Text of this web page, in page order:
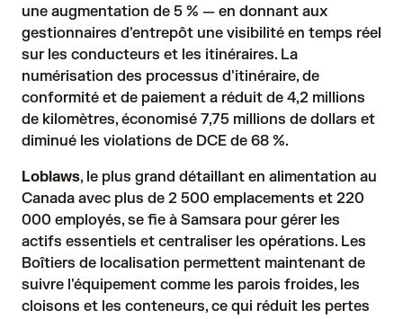
une augmentation de 5 % — en donnant aux
gestionnaires d'entrepôt une visibilité en temps réel
sur les conducteurs et les itinéraires. La
numérisation des processus d'itinéraire, de
conformité et de paiement a réduit de 4,2 millions
de kilomètres, économisé 7,75 millions de dollars et
diminué les violations de DCE de 68 %.
Loblaws, le plus grand détaillant en alimentation au
Canada avec plus de 2 500 emplacements et 220
000 employés, se fie à Samsara pour gérer les
actifs essentiels et centraliser les opérations. Les
Boîtiers de localisation permettent maintenant de
suivre l'équipement comme les parois froides, les
cloisons et les conteneurs, ce qui réduit les pertes